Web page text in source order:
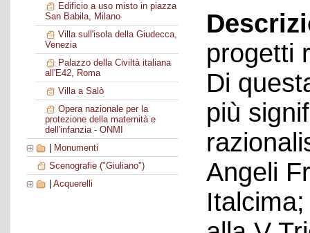
Edificio a uso misto in piazza
San Babila, Milano
Villa sull'isola della Giudecca,
Venezia
Palazzo della Civiltà italiana
all'E42, Roma
Villa a Salò
Opera nazionale per la
protezione della maternità e
dell'infanzia - ONMI
Monumenti
Scenografie ("Giuliano")
Acquerelli
progetti
Di
più
Angeli